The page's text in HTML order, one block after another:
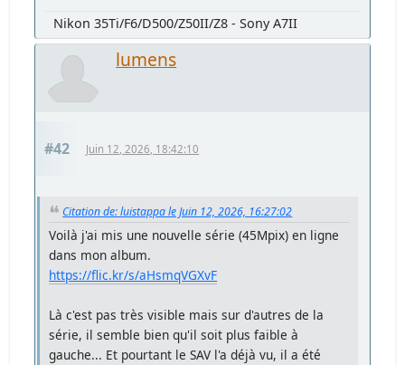
Nikon 35Ti/F6/D500/Z50II/Z8 - Sony A7II
lumens
#42 Juin 12, 2026, 18:42:10
Citation de: luistappa le Juin 12, 2026, 16:27:02
Voilà j'ai mis une nouvelle série (45Mpix) en ligne
dans mon album.
https://flic.kr/s/aHsmqVGXvF
Là c'est pas très visible mais sur d'autres de la
série, il semble bien qu'il soit plus faible à
gauche... Et pourtant le SAV l'a déjà vu, il a été